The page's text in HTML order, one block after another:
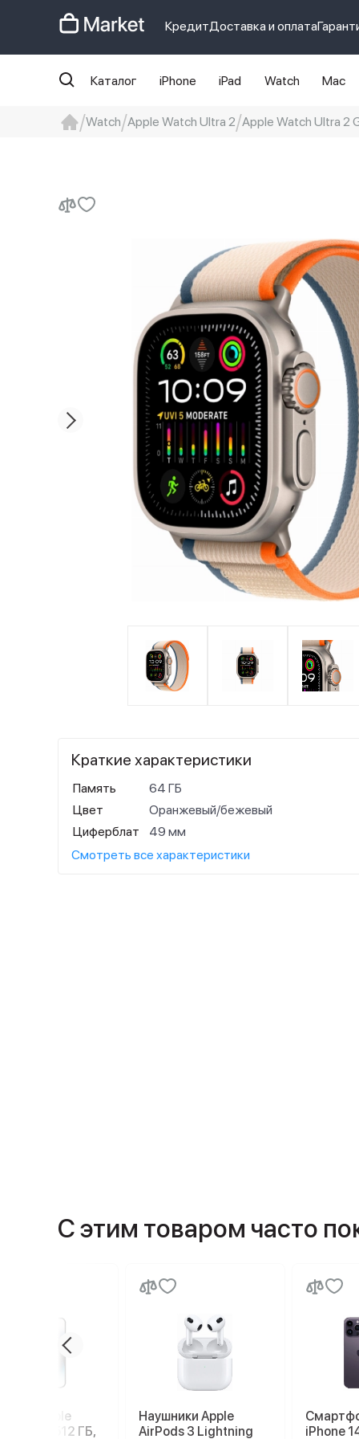
КредитДоставка и оплата
Каталог iPhone iPad Watch Mac
Watch Apple Watch Ultra 2 Apple Watch Ultra 2
Краткие характеристики
Память
64 ГБ
Цвет
Оранжевый/бежевый
Циферблат
49 мм
Смотреть все характеристики
С этим товаром часто
Apple
14 Pro 512 ГБ,
Наушники Apple
AirPods 3 Lightning
iPhone